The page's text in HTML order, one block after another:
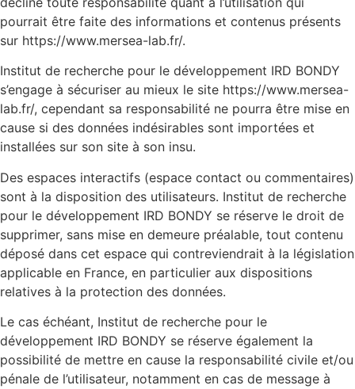
pourrait être faite des informations et contenus présents
sur https://www.mersea-lab.fr/.
Institut de recherche pour le développement IRD BONDY
s’engage à sécuriser au mieux le site https://www.mersea-
lab.fr/, cependant sa responsabilité ne pourra être mise en
cause si des données indésirables sont importées et
installées sur son site à son insu.
Des espaces interactifs (espace contact ou commentaires)
sont à la disposition des utilisateurs. Institut de recherche
pour le développement IRD BONDY se réserve le droit de
supprimer, sans mise en demeure préalable, tout contenu
déposé dans cet espace qui contreviendrait à la législation
applicable en France, en particulier aux dispositions
relatives à la protection des données.
Le cas échéant, Institut de recherche pour le
développement IRD BONDY se réserve également la
possibilité de mettre en cause la responsabilité civile et/ou
pénale de l’utilisateur, notamment en cas de message à